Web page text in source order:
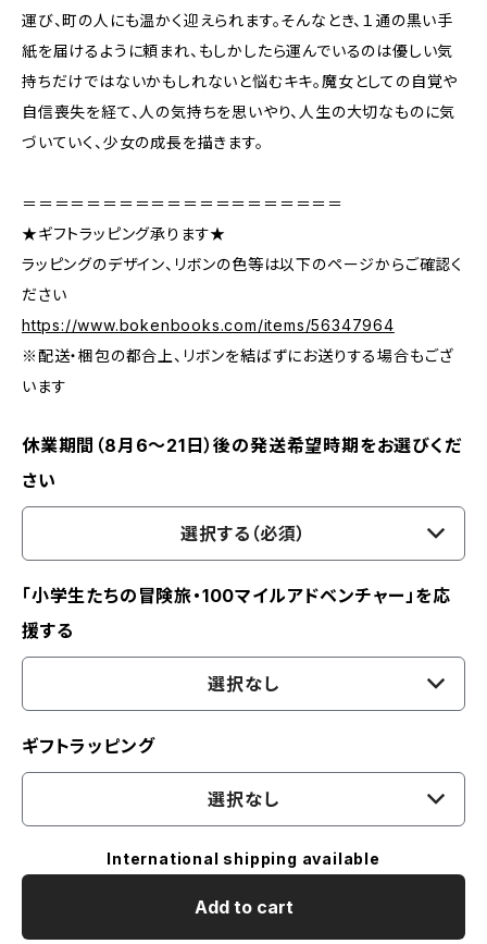
運び、町の人にも温かく迎えられます。そんなとき、１通の黒い手
紙を届けるように頼まれ、もしかしたら運んでいるのは優しい気
持ちだけではないかもしれないと悩むキキ。魔女としての自覚や
自信喪失を経て、人の気持ちを思いやり、人生の大切なものに気
づいていく、少女の成長を描きます。
＝＝＝＝＝＝＝＝＝＝＝＝＝＝＝＝＝＝＝＝
★ギフトラッピング承ります★
ラッピングのデザイン、リボンの色等は以下のページからご確認く
ださい
https://www.bokenbooks.com/items/56347964
※配送・梱包の都合上、リボンを結ばずにお送りする場合もござ
います
休業期間（8月6〜21日）後の発送希望時期をお選びくだ
さい
選択する（必須）
「小学生たちの冒険旅・100マイルアドベンチャー」を応
援する
選択なし
ギフトラッピング
選択なし
International shipping available
Add to cart